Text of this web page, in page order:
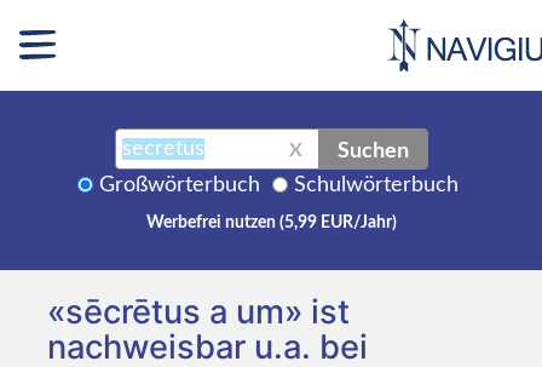
X Suchen
Großwörterbuch Schulwörterbuch
Werbefrei nutzen (5,99 EUR/Jahr)
«sēcrētus a um» ist
nachweisbar u.a. bei